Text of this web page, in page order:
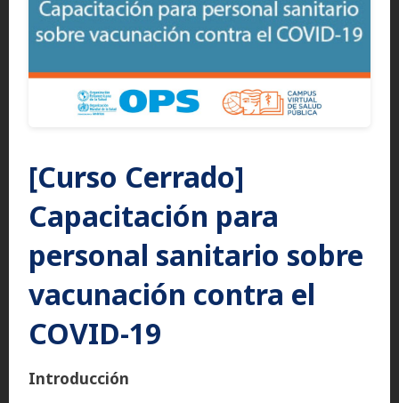
[Curso Cerrado]
Capacitación para
personal sanitario sobre
vacunación contra el
COVID-19
Introducción